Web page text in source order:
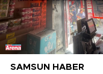
SAMSUN HABER